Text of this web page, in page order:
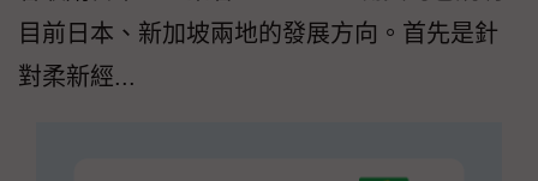
目前日本、新加坡兩地的發展方向。首先是針
對柔新經...